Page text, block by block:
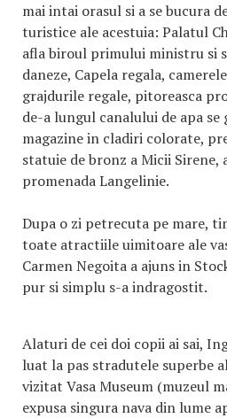
mai intai orasul si a se bucura
turistice ale acestuia: Palatul
afla biroul primului ministru si
daneze, Capela regala,
grajdurile regale, pitoreasca
de-a lungul canalului de apa se
magazine in cladiri colorate,
statuie de bronz a Micii Sirene,
promenada Langelinie.
Dupa o zi petrecuta pe mare,
toate atractiile uimitoare ale
Carmen Negoita a ajuns in
pur si simplu s-a indragostit.
Alaturi de cei doi copii ai sai,
luat la pas stradutele superbe
vizitat Vasa Museum (muzeul
expusa singura nava din lume